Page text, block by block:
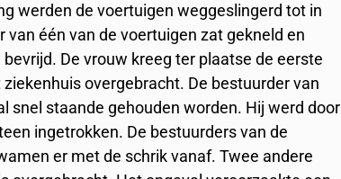
werden de voertuigen weggeslingerd tot in
één van de voertuigen zat gekneld en
De vrouw kreeg ter plaatse de eerste
overgebracht. De bestuurder van
snel staande gehouden worden. Hij werd door
ingetrokken. De bestuurders van de
er met de schrik vanaf. Twee andere